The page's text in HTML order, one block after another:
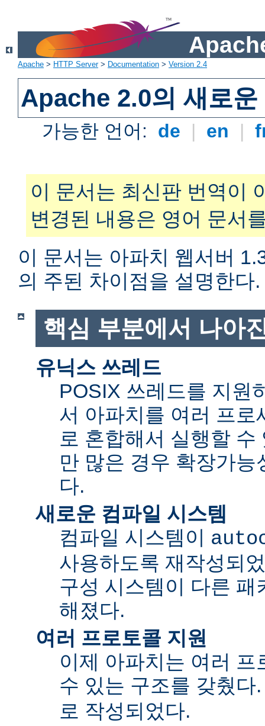
Apache > HTTP Server> Documentation > Version 2.4
Apache 2.0의 새로운
가능한 언어: de | en |
이 문서는 최신판 번역이
변경된 내용은 영어 문서
이 문서는 아파치 웹서버
의 주된 차이점을 설명한다.
핵심 부분에서 나아
유닉스 쓰레드
POSIX 쓰레드를 지원
서 아파치를 여러 프로
로 혼합해서 실행할
만 많은 경우 확장가
다.
새로운 컴파일 시스템
컴파일 시스템이
사용하도록 재작성되
구성 시스템이 다른 패
해졌다.
여러 프로토콜 지원
이제 아파치는 여러
수 있는 구조를 갖췄
로 작성되었다.